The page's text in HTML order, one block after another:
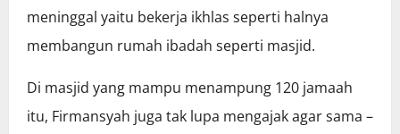
meninggal yaitu bekerja ikhlas seperti halnya
membangun rumah ibadah seperti masjid.
Di masjid yang mampu menampung 120 jamaah
itu, Firmansyah juga tak lupa mengajak agar sama –